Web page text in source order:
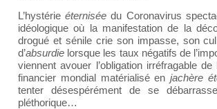
L’hystérieéterniséedu Coronavirus
idéologique où la manifestation de la
drogué et sénile crie son impasse, son
d’absurdie lorsque les taux négatifs de
viennent avouer l’obligation irréfragable
financier mondial matérialisé enjachère
tenter désespérément de se
pléthorique…